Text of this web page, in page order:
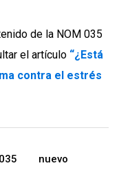
de la NOM 035
el artículo “¿Está
contra el estrés
nuevo